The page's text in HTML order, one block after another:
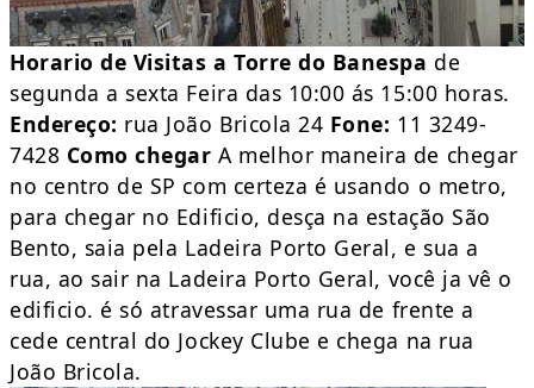
Horario de Visitas a Torre do Banespa de
segunda a sexta Feira das 10:00 ás 15:00 horas.
Endereço: rua João Bricola 24 Fone: 11 3249-
7428 Como chegar A melhor maneira de chegar
no centro de SP com certeza é usando o metro,
para chegar no Edificio, desça na estação São
Bento, saia pela Ladeira Porto Geral, e sua a
rua, ao sair na Ladeira Porto Geral, você ja vê o
edificio. é só atravessar uma rua de frente a
cede central do Jockey Clube e chega na rua
João Bricola.